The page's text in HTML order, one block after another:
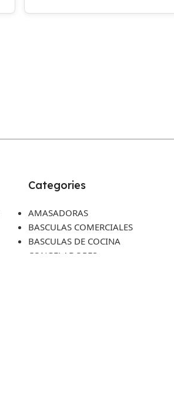
Categories
AMASADORAS
BASCULAS COMERCIALES
BASCULAS DE COCINA
CONGELADORES